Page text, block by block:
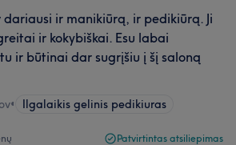
dariausi ir manikiūrą, ir pedikiūrą. Ji
ir kokybiškai. Esu labai
ir būtinai dar sugrįšiu į šį saloną
• Ilgalaikis gelinis pedikiuras
Patvirtintas atsiliepimas